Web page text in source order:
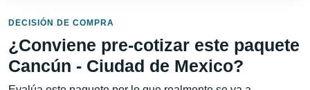
DECISIÓN DE COMPRA
¿Conviene pre-cotizar este paquete
Cancún - Ciudad de Mexico?